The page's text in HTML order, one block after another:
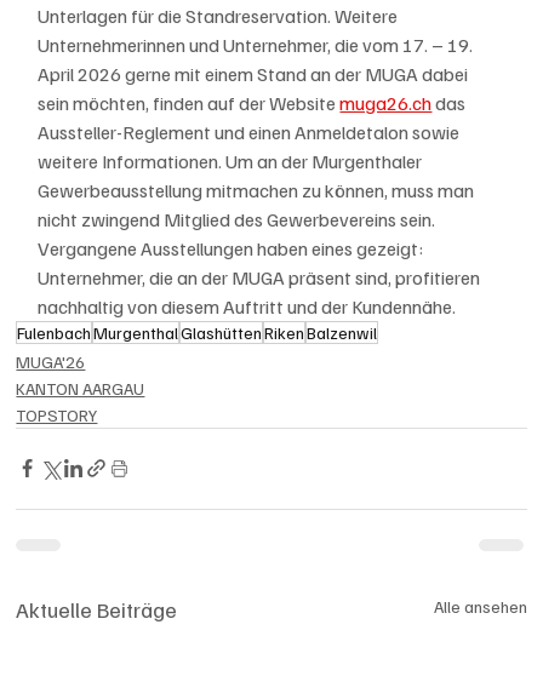
Unterlagen für die Standreservation. Weitere
Unternehmerinnen und Unternehmer, die vom 17. – 19.
April 2026 gerne mit einem Stand an der MUGA dabei
sein möchten, finden auf der Website muga26.ch das
Aussteller-Reglement und einen Anmeldetalon sowie
weitere Informationen. Um an der Murgenthaler
Gewerbeausstellung mitmachen zu können, muss man
nicht zwingend Mitglied des Gewerbevereins sein.
Vergangene Ausstellungen haben eines gezeigt:
Unternehmer, die an der MUGA präsent sind, profitieren
nachhaltig von diesem Auftritt und der Kundennähe.
Fulenbach Murgenthal Glashütten Riken Balzenwil
MUGA'26
KANTON AARGAU
TOPSTORY
Aktuelle Beiträge Alle ansehen